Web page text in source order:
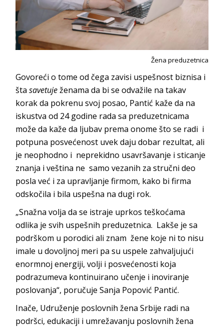
Žena preduzetnica
Govoreći o tome od čega zavisi uspešnost biznisa i
štasavetuježenama da bi se odvažile na takav
korak da pokrenu svoj posao, Pantić kaže da na
iskustva od 24 godine rada sa preduzetnicama
može da kaže da ljubav prema onome što se radi i
potpuna posvećenost uvek daju dobar rezultat, ali
je neophodno i neprekidno usavršavanje i sticanje
znanja i veština ne samo vezanih za stručni deo
posla već i za upravljanje firmom, kako bi firma
odskočila i bila uspešna na dugi rok.
„Snažna volja da se istraje uprkos teškoćama
odlika je svih uspešnih preduzetnica. Lakše je sa
podrškom u porodici ali znam žene koje ni to nisu
imale u dovoljnoj meri pa su uspele zahvaljujući
enormnoj energiji, volji i posvećenosti koja
podrazumeva kontinuirano učenje i inoviranje
poslovanja“, poručuje Sanja Popović Pantić.
Inače, Udruženje poslovnih žena Srbije radi na
podršci, edukaciji i umrežavanju poslovnih žena